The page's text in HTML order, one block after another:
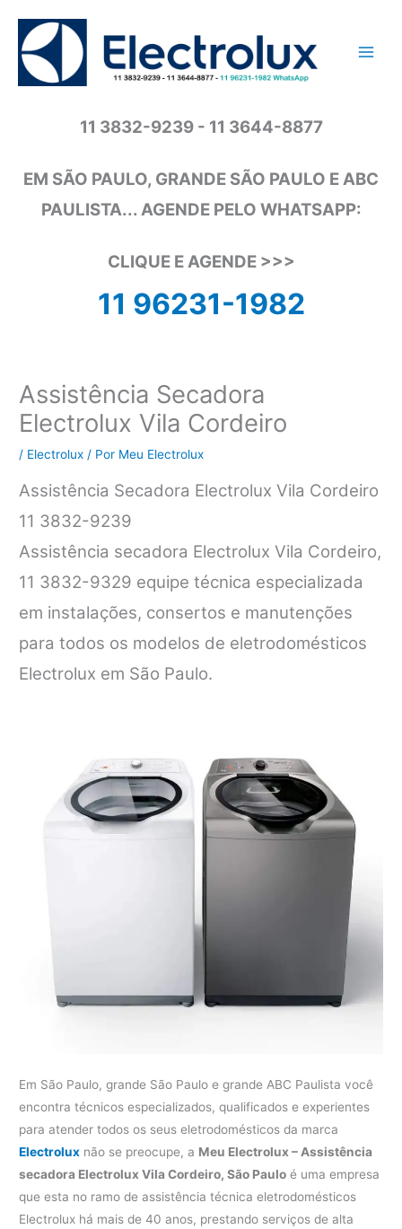
conteúdo
11 3832-9239 - 11 3644-8877
EM SÃO PAULO, GRANDE SÃO PAULO E ABC
PAULISTA... AGENDE PELO WHATSAPP:
CLIQUE E AGENDE >>>
11 96231-1982
Assistência Secadora
Electrolux Vila Cordeiro
/ Electrolux / Por Meu Electrolux
Assistência Secadora Electrolux Vila Cordeiro
11 3832-9239
Assistência secadora Electrolux Vila Cordeiro,
11 3832-9329 equipe técnica especializada
em instalações, consertos e manutenções
para todos os modelos de eletrodomésticos
Electrolux em São Paulo.
Em São Paulo, grande São Paulo e grande ABC Paulista você
encontra técnicos especializados, qualificados e experientes
para atender todos os seus eletrodomésticos da marca
Electrolux não se preocupe, a Meu Electrolux – Assistência
secadora Electrolux Vila Cordeiro, São Paulo é uma empresa
que esta no ramo de assistência técnica eletrodomésticos
Electrolux há mais de 40 anos, prestando serviços de alta